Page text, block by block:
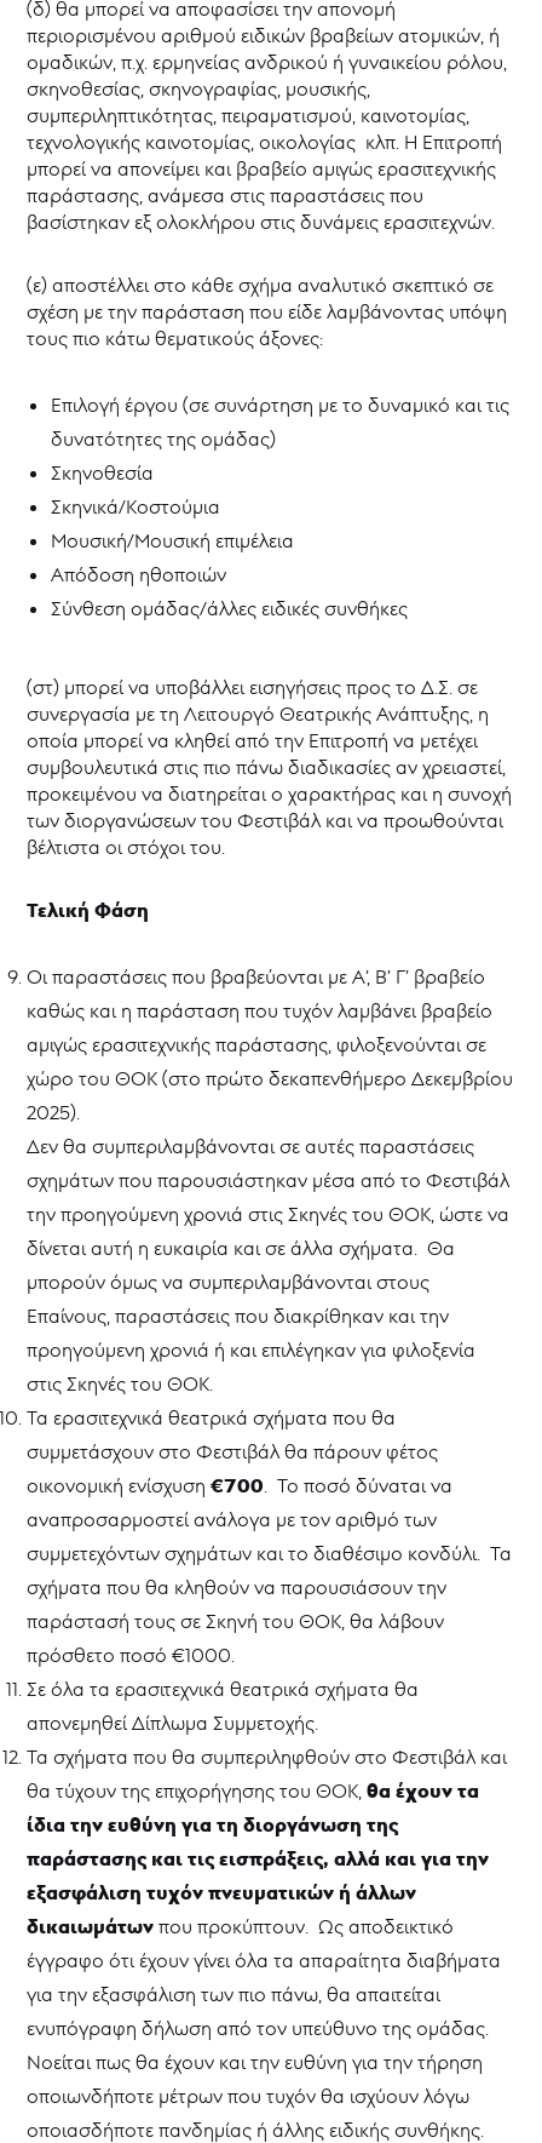
(δ) θα μπορεί να αποφασίσει την απονομή
περιορισμένου αριθμού ειδικών βραβείων ατομικών, ή
ομαδικών, π.χ. ερμηνείας ανδρικού ή γυναικείου ρόλου,
σκηνοθεσίας, σκηνογραφίας, μουσικής,
συμπεριληπτικότητας, πειραματισμού, καινοτομίας,
τεχνολογικής καινοτομίας, οικολογίας κλπ. Η Επιτροπή
μπορεί να απονείμει και βραβείο αμιγώς ερασιτεχνικής
παράστασης, ανάμεσα στις παραστάσεις που
βασίστηκαν εξ ολοκλήρου στις δυνάμεις ερασιτεχνών.
(ε) αποστέλλει στο κάθε σχήμα αναλυτικό σκεπτικό σε
σχέση με την παράσταση που είδε λαμβάνοντας υπόψη
τους πιο κάτω θεματικούς άξονες:
Επιλογή έργου (σε συνάρτηση με το δυναμικό και τις
δυνατότητες της ομάδας)
Σκηνοθεσία
Σκηνικά/Κοστούμια
Μουσική/Μουσική επιμέλεια
Απόδοση ηθοποιών
Σύνθεση ομάδας/άλλες ειδικές συνθήκες
(στ) μπορεί να υποβάλλει εισηγήσεις προς το Δ.Σ. σε
συνεργασία με τη Λειτουργό Θεατρικής Ανάπτυξης, η
οποία μπορεί να κληθεί από την Επιτροπή να μετέχει
συμβουλευτικά στις πιο πάνω διαδικασίες αν χρειαστεί,
προκειμένου να διατηρείται ο χαρακτήρας και η συνοχή
των διοργανώσεων του Φεστιβάλ και να προωθούνται
βέλτιστα οι στόχοι του.
Τελική Φάση
Οι παραστάσεις που βραβεύονται με Α’, Β’ Γ’ βραβείο
καθώς και η παράσταση που τυχόν λαμβάνει βραβείο
αμιγώς ερασιτεχνικής παράστασης, φιλοξενούνται σε
χώρο του ΘΟΚ (στο πρώτο δεκαπενθήμερο Δεκεμβρίου
2025).
Δεν θα συμπεριλαμβάνονται σε αυτές παραστάσεις
σχημάτων που παρουσιάστηκαν μέσα από το Φεστιβάλ
την προηγούμενη χρονιά στις Σκηνές του ΘΟΚ, ώστε να
δίνεται αυτή η ευκαιρία και σε άλλα σχήματα. Θα
μπορούν όμως να συμπεριλαμβάνονται στους
Επαίνους, παραστάσεις που διακρίθηκαν και την
προηγούμενη χρονιά ή και επιλέγηκαν για φιλοξενία
στις Σκηνές του ΘΟΚ.
Τα ερασιτεχνικά θεατρικά σχήματα που θα
συμμετάσχουν στο Φεστιβάλ θα πάρουν φέτος
οικονομική ενίσχυση€700. Το ποσό δύναται να
αναπροσαρμοστεί ανάλογα με τον αριθμό των
συμμετεχόντων σχημάτων και το διαθέσιμο κονδύλι. Τα
σχήματα που θα κληθούν να παρουσιάσουν την
παράστασή τους σε Σκηνή του ΘΟΚ, θα λάβουν
πρόσθετο ποσό €1000.
Σε όλα τα ερασιτεχνικά θεατρικά σχήματα θα
απονεμηθεί Δίπλωμα Συμμετοχής.
Τα σχήματα που θα συμπεριληφθούν στο Φεστιβάλ και
θα τύχουν της επιχορήγησης του ΘΟΚ,θα έχουν τα
ίδια την ευθύνη για τη διοργάνωση της
παράστασης και τις εισπράξεις, αλλά και για την
εξασφάλιση τυχόν πνευματικών ή άλλων
δικαιωμάτων που προκύπτουν. Ως αποδεικτικό
έγγραφο ότι έχουν γίνει όλα τα απαραίτητα διαβήματα
για την εξασφάλιση των πιο πάνω, θα απαιτείται
ενυπόγραφη δήλωση από τον υπεύθυνο της ομάδας.
Νοείται πως θα έχουν και την ευθύνη για την τήρηση
οποιωνδήποτε μέτρων που τυχόν θα ισχύουν λόγω
οποιασδήποτε πανδημίας ή άλλης ειδικής συνθήκης.